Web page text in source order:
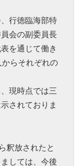
行徳臨海部特
会の副委員長
を通じて働き
らそれぞれの
現時点では三
されておりま
釈放されたと
しては、今後